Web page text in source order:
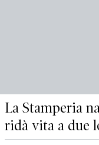
La Stamperia
ridà vita a due